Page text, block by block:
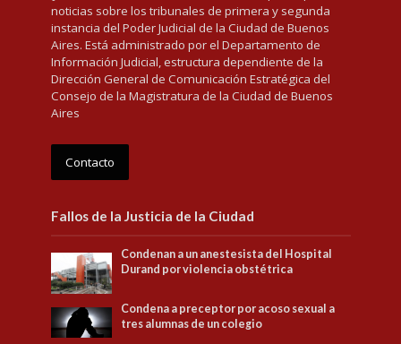
noticias sobre los tribunales de primera y segunda
instancia del Poder Judicial de la Ciudad de Buenos
Aires. Está administrado por el Departamento de
Información Judicial, estructura dependiente de la
Dirección General de Comunicación Estratégica del
Consejo de la Magistratura de la Ciudad de Buenos
Aires
Contacto
Fallos de la Justicia de la Ciudad
Condenan a un anestesista del Hospital
Durand por violencia obstétrica
Condena a preceptor por acoso sexual a
tres alumnas de un colegio